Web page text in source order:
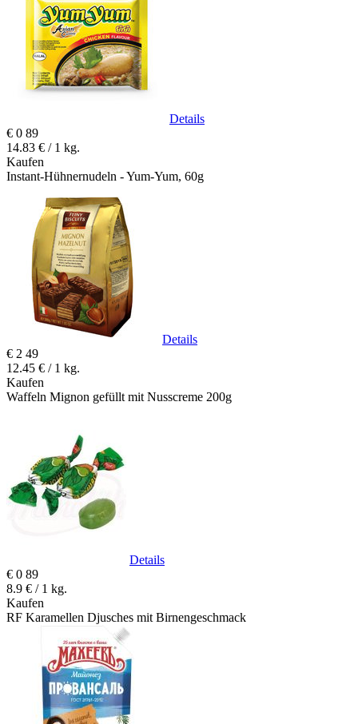
Details
€ 0 89
14.83 € / 1 kg.
Kaufen
Instant-Hühnernudeln - Yum-Yum, 60g
Details
€ 2 49
12.45 € / 1 kg.
Kaufen
Waffeln Mignon gefüllt mit Nusscreme 200g
Details
€ 0 89
8.9 € / 1 kg.
Kaufen
RF Karamellen Djusches mit Birnengeschmack